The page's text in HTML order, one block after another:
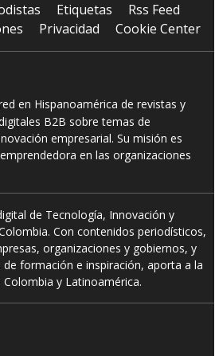
Etiquetas
Rss Feed
Privacidad Cookie Center
en Hispanoamérica de revistas y
B2B sobre temas de
empresarial. Su misión es
en las organizaciones
de Tecnología, Innovación y
Con contenidos periodísticos,
organizaciones y gobiernos, y
formación e inspiración, aporta a la
y Latinoamérica.